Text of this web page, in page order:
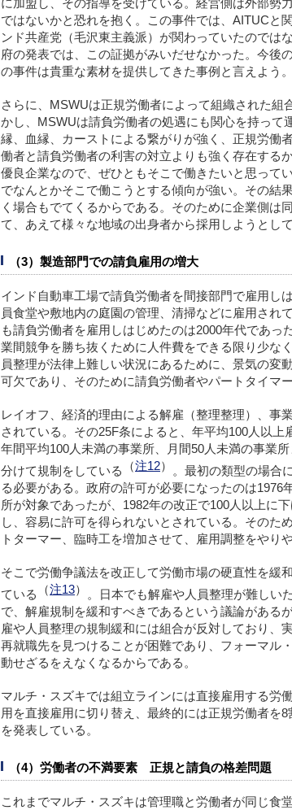
ではないかと恐れを抱く。この事件では、AITUCと
ンド共産党（毛沢東主義派）が関わっていたのでは
府の発表では、この証拠がみいだせなかった。今後
の事件は貴重な素材を提供してきた事例と言えよう。
さらに、MSWUは正規労働者によって組織された組
かし、MSWUは請負労働者の処遇にも関心を持って
縁、血縁、カーストによる繋がりが強く、正規労働
働者と請負労働者の利害の対立よりも強く存在する
優良企業なので、ぜひともそこで働きたいと思って
でなんとかそこで働こうとする傾向が強い。その結
く場合もでてくるからである。そのために企業側は
て、あえて様々な地域の出身者から採用しようとし
（3）製造部門での請負雇用の増大
インド自動車工場で請負労働者を間接部門で雇用し
員食堂や敷地内の庭園の管理、清掃などに雇用され
も請負労働者を雇用しはじめたのは2000年代であ
業間競争を勝ち抜くために人件費をできる限り少な
員整理が法律上難しい状況にあるために、景気の変
可欠であり、そのために請負労働者やパートタイマ
レイオフ、経済的理由による解雇（整理整理）、事
されている。その25F条によると、年平均100人以
年間平均100人未満の事業所、月間50人未満の事業
分けて規制をしている
（注12）
。最初の類型の場合
る必要がある。政府の許可が必要になったのは1976
所が対象であったが、1982年の改正で100人以上に
し、容易に許可を得られないとされている。そのた
トターマー、臨時工を増加させて、雇用調整をやり
そこで労働争議法を改正して労働市場の硬直性を緩
ている
（注13）
。日本でも解雇や人員整理が難しい
で、解雇規制を緩和すべきであるという議論がある
雇や人員整理の規制緩和には組合が反対しており、
再就職先を見つけることが困難であり、フォーマル
動せざるをえなくなるからである。
マルチ・スズキでは組立ラインには直接雇用する労
用を直接雇用に切り替え、最終的には正規労働者を
を発表している。
（4）労働者の不満要素 正規と請負の格差問題
これまでマルチ・スズキは管理職と労働者が同じ食